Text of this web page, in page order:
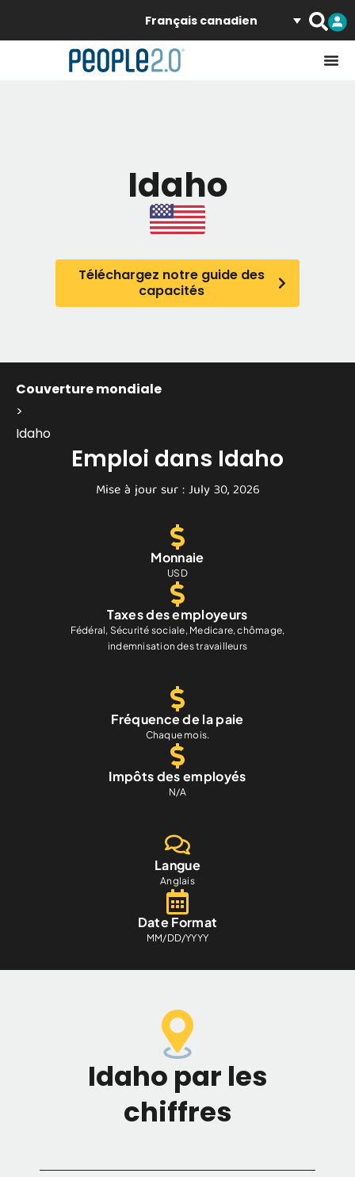
Français canadien
Idaho
Téléchargez notre guide des
capacités
Couverture mondiale
>
Idaho
Emploi dans Idaho
Mise à jour sur : July 30, 2026
Monnaie
USD
Taxes des employeurs
Fédéral, Sécurité sociale, Medicare, chômage,
indemnisation des travailleurs
Fréquence de la paie
Chaque mois.
Impôts des employés
N/A
Langue
Anglais
Date Format
MM/DD/YYYY
Idaho par les
chiffres